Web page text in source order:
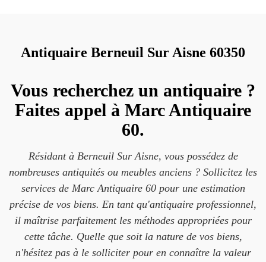
Antiquaire Berneuil Sur Aisne 60350
Vous recherchez un antiquaire ?
Faites appel à Marc Antiquaire
60.
Résidant à Berneuil Sur Aisne, vous possédez de
nombreuses antiquités ou meubles anciens ? Sollicitez les
services de Marc Antiquaire 60 pour une estimation
précise de vos biens. En tant qu'antiquaire professionnel,
il maîtrise parfaitement les méthodes appropriées pour
cette tâche. Quelle que soit la nature de vos biens,
n'hésitez pas à le solliciter pour en connaître la valeur